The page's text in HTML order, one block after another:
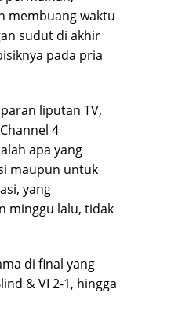
membuang waktu
sudut di akhir
pada pria
liputan TV,
4
apa yang
maupun untuk
yang
minggu lalu, tidak
di final yang
& VI 2-1, hingga